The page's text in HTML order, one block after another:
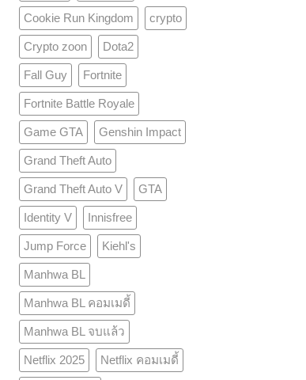
Cookie Run Kingdom crypto
Crypto zoon Dota2
Fall Guy Fortnite
Fortnite Battle Royale
Game GTA Genshin Impact
Grand Theft Auto
Grand Theft Auto V GTA
Identity V Innisfree
Jump Force Kiehl's
Manhwa BL
Manhwa BL คอมเมดี้
Manhwa BL จบแล้ว
Netflix 2025 Netflix คอมเมดี้